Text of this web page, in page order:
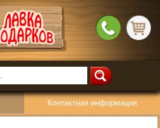
Контактная информация